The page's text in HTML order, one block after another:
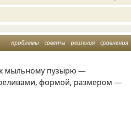
проблемы советы решения сравнения
к мыльному пузырю —
формой, размером —